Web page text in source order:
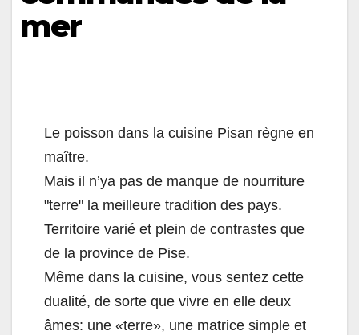
mer
Le poisson dans la cuisine Pisan règne en
maître.
Mais il n’ya pas de manque de nourriture
"terre" la meilleure tradition des pays.
Territoire varié et plein de contrastes que
de la province de Pise.
Même dans la cuisine, vous sentez cette
dualité, de sorte que vivre en elle deux
âmes: une «terre», une matrice simple et